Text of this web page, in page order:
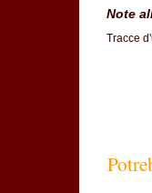
Note
Tracce